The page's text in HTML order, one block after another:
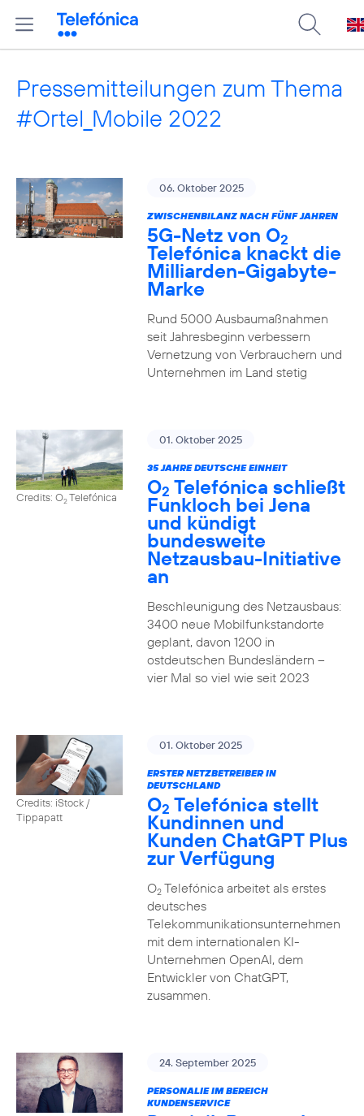
Pressemitteilungen zum Thema
#Ortel_Mobile 2022
06. Oktober 2025
ZWISCHENBILANZ NACH FÜNF JAHREN
5G-Netz von O2
Telefónica knackt die
Milliarden-Gigabyte-
Marke
Rund 5000 Ausbaumaßnahmen
seit Jahresbeginn verbessern
Vernetzung von Verbrauchern und
Unternehmen im Land stetig
Credits: O2Telefónica
01. Oktober 2025
35 JAHRE DEUTSCHE EINHEIT
O2 Telefónica schließt
Funkloch bei Jena
und kündigt
bundesweite
Netzausbau-Initiative
an
Beschleunigung des Netzausbaus:
3400 neue Mobilfunkstandorte
geplant, davon 1200 in
ostdeutschen Bundesländern –
vier Mal so viel wie seit 2023
Credits: iStock /
Tippapatt
01. Oktober 2025
ERSTER NETZBETREIBER IN
DEUTSCHLAND
O2 Telefónica stellt
Kundinnen und
Kunden ChatGPT Plus
zur Verfügung
O2Telefónica arbeitet als erstes
deutsches
Telekommunikationsunternehmen
mit dem internationalen KI-
Unternehmen OpenAI, dem
Entwickler von ChatGPT,
zusammen.
24. September 2025
PERSONALIE IM BEREICH
KUNDENSERVICE